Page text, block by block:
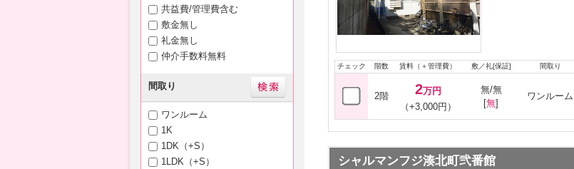
共益費/管理費含む
敷金無し
礼金無し
仲介手数料無料
間取り
ワンルーム
1K
1DK（+S）
1LDK（+S）
チェック 階数 賃料（＋管理費） 敷／礼[保証] 間取り
2階 2万円
（+3,000円）
無/無
[無]
ワンルーム
シャルマンフジ湊北町弐番館